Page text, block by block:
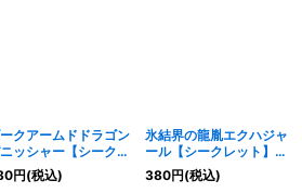
クアームドドラゴン
ッシャー【シークレ
】{UT01-JP004}
ンスター》
円(税込)
氷結界の龍胤エクハジャ
ール【シークレット】
{UT01-JP005}《シンク
ロ》
380円(税込)